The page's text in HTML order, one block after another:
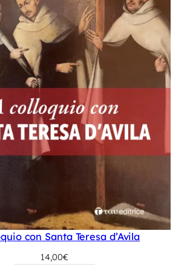
con Santa Teresa d’Avila
14,00€